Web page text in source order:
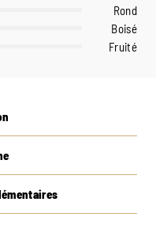
Rond
Boisé
Fruité